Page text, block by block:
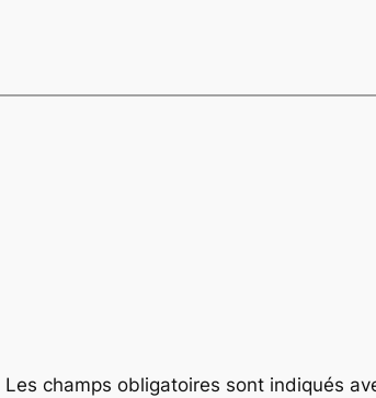
Les champs obligatoires sont indiqués